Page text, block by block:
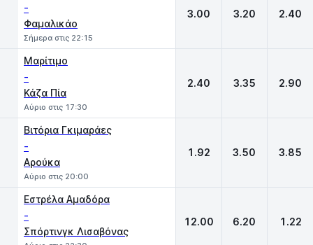
-
Φαμαλικάο
Σήμερα στις 22:15
3.00 3.20 2.40
Μαρίτιμο
-
Κάζα Πία
Αύριο στις 17:30
2.40 3.35 2.90
Βιτόρια Γκιμαράες
-
Αρούκα
Αύριο στις 20:00
1.92 3.50 3.85
Εστρέλα Αμαδόρα
-
Σπόρτινγκ Λισαβόνας
12.00 6.20 1.22